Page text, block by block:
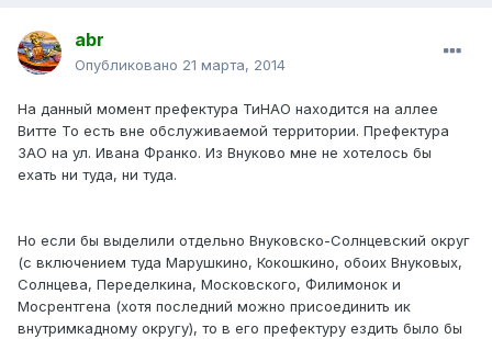
abr
Опубликовано 21 марта, 2014
На данный момент префектура ТиНАО находится на аллее
Витте То есть вне обслуживаемой территории. Префектура
ЗАО на ул. Ивана Франко. Из Внуково мне не хотелось бы
ехать ни туда, ни туда.
Но если бы выделили отдельно Внуковско-Солнцевский округ
(с включением туда Марушкино, Кокошкино, обоих Внуковых,
Солнцева, Переделкина, Московского, Филимонок и
Мосрентгена (хотя последний можно присоединить ик
внутримкадному округу), то в его префектуру ездить было бы